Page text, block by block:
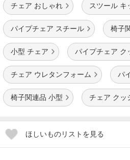
チェア おしゃれ スツール キ
パイプチェア スチール 椅子
小型 チェア パイプチェア ク
チェア ウレタンフォーム パ
椅子関連品 小型 チェア クッ
ほしいものリストを見る